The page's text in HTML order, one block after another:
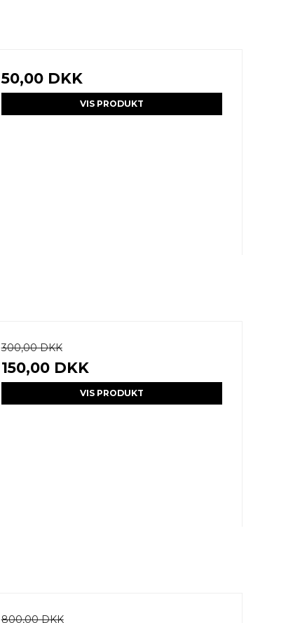
50,00 DKK
VIS PRODUKT
300,00 DKK
150,00 DKK
VIS PRODUKT
800,00 DKK